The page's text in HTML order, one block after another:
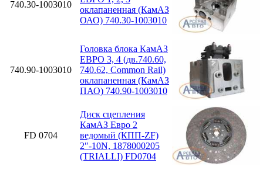
740.30-1003010
оклапаненная (КамАЗ
ОАО) 740.30-1003010
740.90-1003010
Головка блока КамАЗ
ЕВРО 3, 4 (дв.740.60,
740.62, Common Rail)
оклапаненная (КамАЗ
ПАО) 740.90-1003010
FD 0704
Диск сцепления
КамАЗ Евро 2
ведомый (КПП-ZF)
2″-10N, 1878000205
(TRIALLI) FD0704